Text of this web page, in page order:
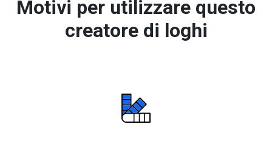
Motivi per utilizzare questo
creatore di loghi